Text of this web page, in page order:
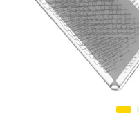
Przejdź na początek galerii